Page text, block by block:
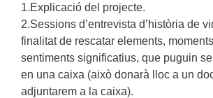
1.Explicació del projecte.
2.Sessions d’entrevista d’història de
finalitat de rescatar elements,
sentiments significatius, que puguin
en una caixa (això donarà lloc a un
adjuntarem a la caixa).